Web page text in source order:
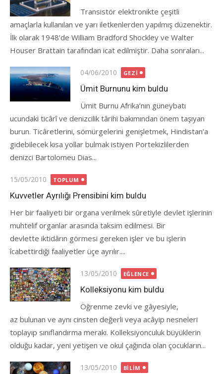
Transistör elektronikte çeşitli
amaçlarla kullanılan ve yarı iletkenlerden yapılmış düzenektir.
İlk olarak 1948’de William Bradford Shockley ve Walter
Houser Brattain tarafından icat edilmiştir. Daha sonraları...
Posted
on
04/06/2010 GEZI
Ümit Burnunu kim buldu
Ümit Burnu Afrika’nın güneybatı
ucundaki ticârî ve denizcilik târihi bakımından önem taşıyan
burun. Ticâretlerini, sömürgelerini genişletmek, Hindistan’a
gidebilecek kısa yollar bulmak istiyen Portekizlilerden
denizci Bartolomeu Dias...
Posted
on
15/05/2010 TOPLUM
Kuvvetler Ayrılığı Prensibini kim buldu
Her bir faaliyeti bir organa verilmek sûretiyle devlet işlerinin
muhtelif organlar arasında taksim edilmesi. Bir
devlette iktidârın görmesi gereken işler ve bu işlerin
îcabettirdiği faaliyetler üçe ayrılır....
Posted
on
13/05/2010 EĞLENCE
Kolleksiyonu kim buldu
Öğrenme zevki ve gâyesiyle,
az bulunan ve aynı cinsten değerli veya acâyip nesneleri
toplayıp sınıflandırma merakı. Kolleksiyonculuk büyüklerin
olduğu kadar, yeni yetişen ve okul çağında olan çocukların...
Posted
13/05/2010 BILIM